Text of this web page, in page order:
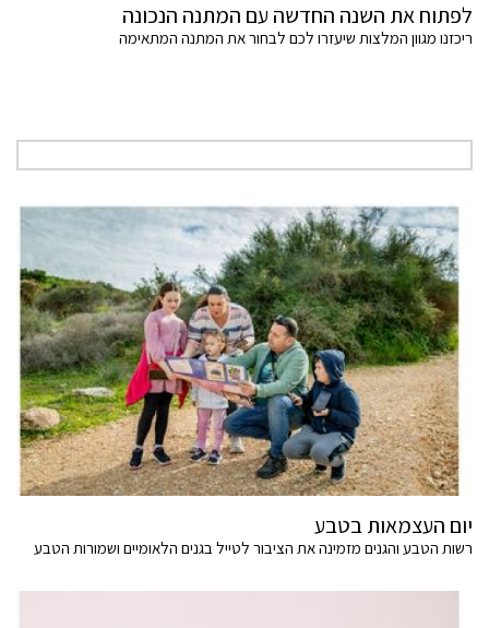
לפתוח את השנה החדשה עם המתנה הנכונה
ריכזנו מגוון המלצות שיעזרו לכם לבחור את המתנה המתאימה
יום העצמאות בטבע
רשות הטבע והגנים מזמינה את הציבור לטייל בגנים הלאומיים ושמורות הטבע